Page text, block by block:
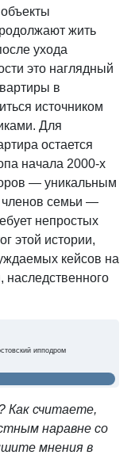
жить
ухода
это наглядный
в
источником
Для
остается
начала 2000-х
— уникальным
членов семьи —
непростых
этой истории,
кейсов на
ипподром
Как считаете,
наравне со
мнения в